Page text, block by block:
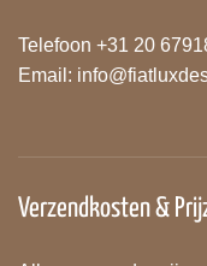
Telefoon +31 20
Email:
Verzendkosten &